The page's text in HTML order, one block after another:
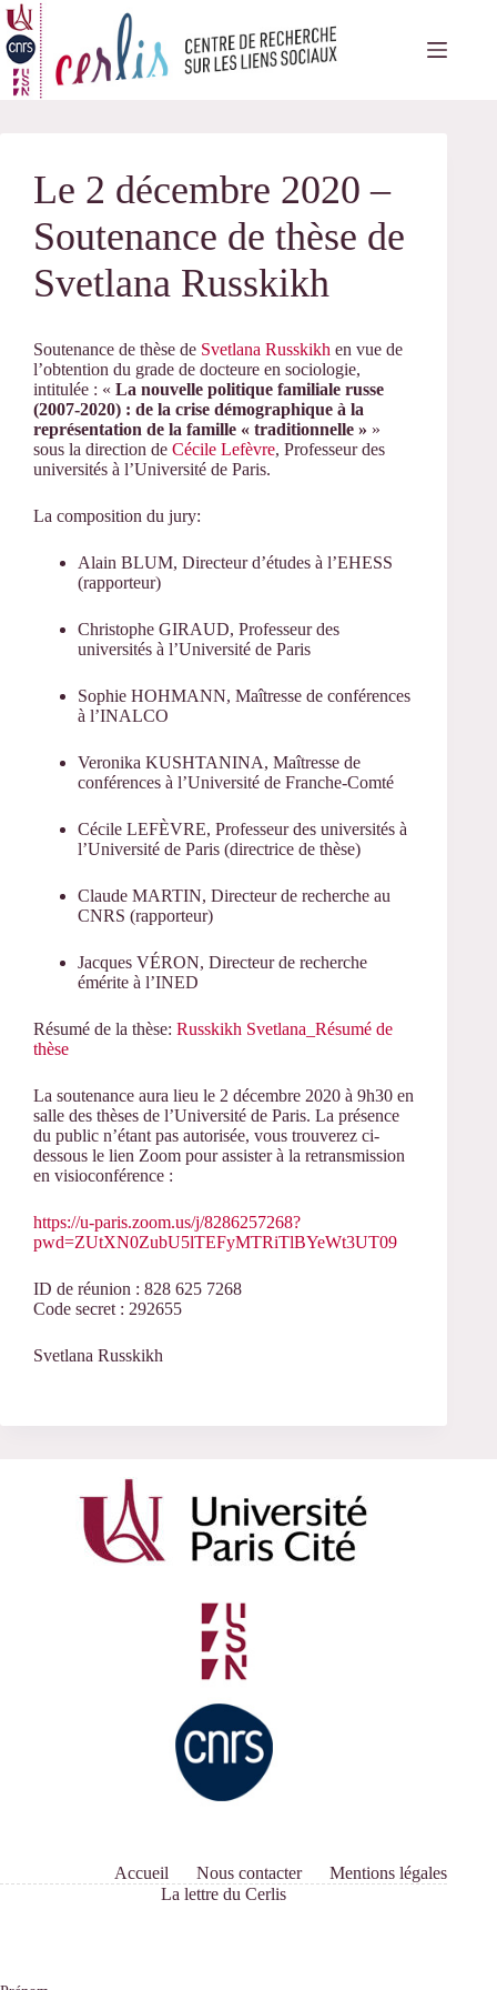
Passer
au
contenu
Le 2 décembre 2020 –
Soutenance de thèse de
Svetlana Russkikh
Soutenance de thèse de Svetlana Russkikh en vue de
l’obtention du grade de docteure en sociologie,
intitulée : « La nouvelle politique familiale russe
(2007-2020) : de la crise démographique à la
représentation de la famille « traditionnelle » »
sous la direction de Cécile Lefèvre, Professeur des
universités à l’Université de Paris.
La composition du jury:
Alain BLUM, Directeur d’études à l’EHESS
(rapporteur)
Christophe GIRAUD, Professeur des
universités à l’Université de Paris
Sophie HOHMANN, Maîtresse de conférences
à l’INALCO
Veronika KUSHTANINA, Maîtresse de
conférences à l’Université de Franche-Comté
Cécile LEFÈVRE, Professeur des universités à
l’Université de Paris (directrice de thèse)
Claude MARTIN, Directeur de recherche au
CNRS (rapporteur)
Jacques VÉRON, Directeur de recherche
émérite à l’INED
Résumé de la thèse: Russkikh Svetlana_Résumé de
thèse
La soutenance aura lieu le 2 décembre 2020 à 9h30 en
salle des thèses de l’Université de Paris. La présence
du public n’étant pas autorisée, vous trouverez ci-
dessous le lien Zoom pour assister à la retransmission
en visioconférence :
https://u-paris.zoom.us/j/8286257268?
pwd=ZUtXN0ZubU5lTEFyMTRiTlBYeWt3UT09
ID de réunion : 828 625 7268
Code secret : 292655
Svetlana Russkikh
Accueil Nous contacter
Mentions légales
La lettre du Cerlis